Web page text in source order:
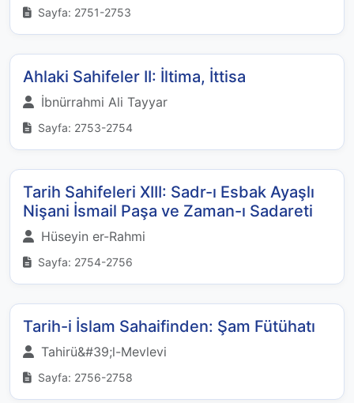
Sayfa: 2751-2753
Ahlaki Sahifeler II: İltima, İttisa
İbnürrahmi Ali Tayyar
Sayfa: 2753-2754
Tarih Sahifeleri XIII: Sadr-ı Esbak Ayaşlı
Nişani İsmail Paşa ve Zaman-ı Sadareti
Hüseyin er-Rahmi
Sayfa: 2754-2756
Tarih-i İslam Sahaifinden: Şam Fütühatı
Tahirü&#39;l-Mevlevi
Sayfa: 2756-2758